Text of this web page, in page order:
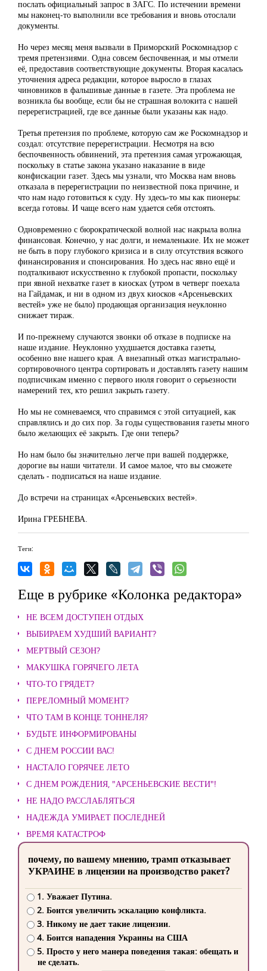
послать официальный запрос в ЗАГС. По истечении времени
мы наконец-то выполнили все требования и вновь отослали
документы.
Но через месяц меня вызвали в Приморский Роскомнадзор с
тремя претензиями. Одна совсем беспочвенная, и мы отмели
её, предоставив соответствующие документы. Вторая касалась
уточнения адреса редакции, которое выросло в глазах
чиновников в фальшивые данные в газете. Эта проблема не
возникла бы вообще, если бы не страшная волокита с нашей
перерегистрацией, где все данные были указаны как надо.
Третья претензия по проблеме, которую сам же Роскомнадзор и
создал: отсутствие перерегистрации. Несмотря на всю
беспочвенность обвинений, эта претензия самая угрожающая,
поскольку в статье закона указано наказание в виде
конфискации газет. Здесь мы узнали, что Москва нам вновь
отказала в перерегистрации по неизвестной пока причине, и
что нам надо готовиться к суду. Ну здесь-то мы как пионеры:
всегда готовы. И чаще всего нам удается себя отстоять.
Одновременно с бюрократической волной нас накрыла волна
финансовая. Конечно, у нас долги, и немаленькие. Их не может
не быть в пору глубокого кризиса и в силу отсутствия всякого
финансирования и спонсирования. Но здесь нас явно ещё и
подталкивают искусственно к глубокой пропасти, поскольку
при явной нехватке газет в киосках (утром в четверг поехала
на Гайдамак, и ни в одном из двух киосков «Арсеньевских
вестей» уже не было) продающая организация неуклонно
снижает тираж.
И по-прежнему случаются звонки об отказе в подписке на
наше издание. Неуклонно ухудшается доставка газеты,
особенно вне нашего края. А внезапный отказ магистрально-
сортировочного центра сортировать и доставлять газету нашим
подписчикам именно с первого июля говорит о серьезности
намерений тех, кто решил закрыть газету.
Но мы не сомневаемся, что справимся с этой ситуацией, как
справлялись и до сих пор. За годы существования газеты много
было желающих её закрыть. Где они теперь?
Но нам было бы значительно легче при вашей поддержке,
дорогие вы наши читатели. И самое малое, что вы сможете
сделать - подписаться на наше издание.
До встречи на страницах «Арсеньевских вестей».
Ирина ГРЕБНЕВА.
Теги:
Еще в рубрике «Колонка редактора»
НЕ ВСЕМ ДОСТУПЕН ОТДЫХ
ВЫБИРАЕМ ХУДШИЙ ВАРИАНТ?
МЕРТВЫЙ СЕЗОН?
МАКУШКА ГОРЯЧЕГО ЛЕТА
ЧТО-ТО ГРЯДЕТ?
ПЕРЕЛОМНЫЙ МОМЕНТ?
ЧТО ТАМ В КОНЦЕ ТОННЕЛЯ?
БУДЬТЕ ИНФОРМИРОВАНЫ
С ДНЕМ РОССИИ ВАС!
НАСТАЛО ГОРЯЧЕЕ ЛЕТО
С ДНЕМ РОЖДЕНИЯ, "АРСЕНЬЕВСКИЕ ВЕСТИ"!
НЕ НАДО РАССЛАБЛЯТЬСЯ
НАДЕЖДА УМИРАЕТ ПОСЛЕДНЕЙ
ВРЕМЯ КАТАСТРОФ
почему, по вашему мнению, трамп отказывает
УКРАИНЕ в лицензии на производство ракет?
1. Уважает Путина.
2. Боится увеличить эскалацию конфликта.
3. Никому не дает такие лицензии.
4. Боится нападения Украины на США
5. Просто у него манера поведения такая: обещать и
не сделать.